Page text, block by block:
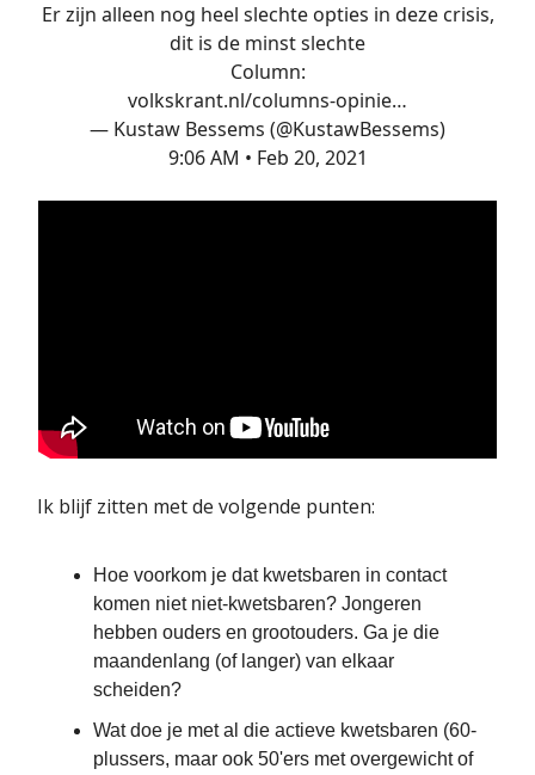
Er zijn alleen nog heel slechte opties in deze crisis,
dit is de minst slechte
Column:
volkskrant.nl/columns-opinie…
— Kustaw Bessems (@KustawBessems)
9:06 AM • Feb 20, 2021
Ik blijf zitten met de volgende punten:
Hoe voorkom je dat kwetsbaren in contact
komen niet niet-kwetsbaren? Jongeren
hebben ouders en grootouders. Ga je die
maandenlang (of langer) van elkaar
scheiden?
Wat doe je met al die actieve kwetsbaren (60-
plussers, maar ook 50'ers met overgewicht of